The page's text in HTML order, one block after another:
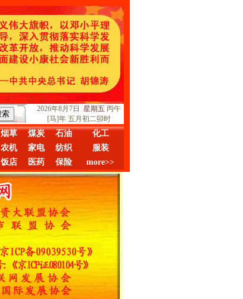
2026年8月7日 星期五 丙午
[马]年 五月初二卯时
烟草 煤炭 石油
化工
农机 家电 纺织
服装
饭店 医药 保险 more>>